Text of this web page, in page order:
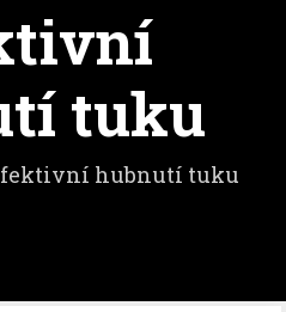
tuku
hubnutí tuku